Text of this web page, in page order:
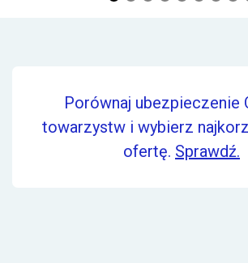
Porównaj ubezpieczenie
towarzystw i wybierz
ofertę. Sprawdź.